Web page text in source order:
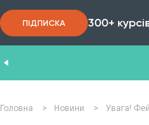
ПІДПИСКА 300+
Головна > Новини > Увага!